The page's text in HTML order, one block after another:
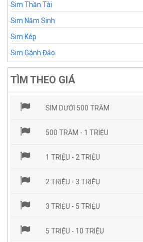
Sim Thần Tài
Sim Năm Sinh
Sim Kép
Sim Gánh Đảo
TÌM THEO GIÁ
SIM DƯỚI 500 TRĂM
500 TRĂM - 1 TRIỆU
1 TRIỆU - 2 TRIỆU
2 TRIỆU - 3 TRIỆU
3 TRIỆU - 5 TRIỆU
5 TRIỆU - 10 TRIỆU